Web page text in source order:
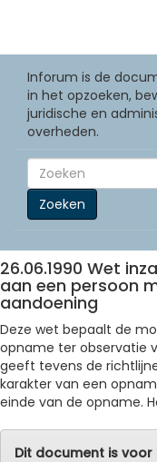
Inforum is de
in het opzoeken,
juridische en
overheden.
Zoeken
26.06.1990 Wet
aan een persoon
aandoening
Deze wet bepaalt de
opname ter observatie
geeft tevens de
karakter van een
einde van de opname.
Dit document is